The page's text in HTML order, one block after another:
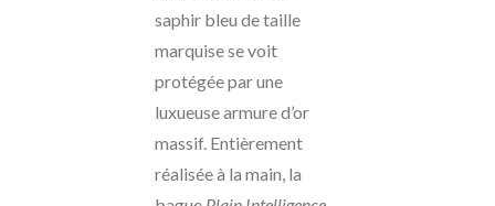
saphir bleu de taille
marquise se voit
protégée par une
luxueuse armure d’or
massif. Entièrement
réalisée à la main, la